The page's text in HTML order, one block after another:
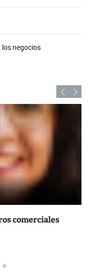
los negocios
comerciales